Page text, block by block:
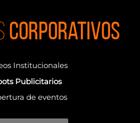
Corporativos
Institucionales
Publicitarios
de eventos